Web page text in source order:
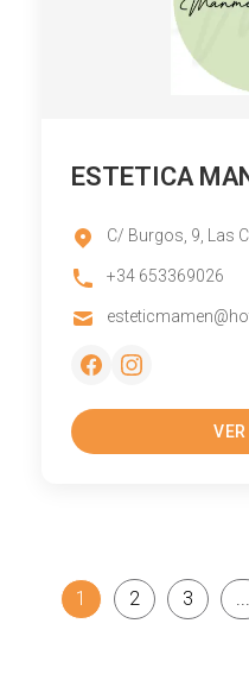
ESTETICA
C/ Burgos, 9, Las
+34 653369026
1 2 3 ...